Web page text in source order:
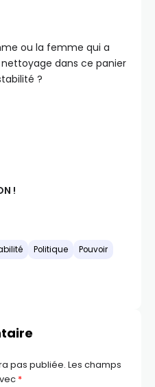
ou la femme qui a
dans ce panier
?
!
Politique Pouvoir
pas publiée. Les champs
*